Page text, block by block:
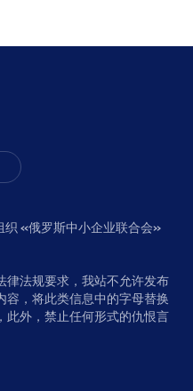
织 «俄罗斯中小企业联合会»
律法规要求，我站不允许发布
容，将此类信息中的字母替换
此外，禁止任何形式的仇恨言